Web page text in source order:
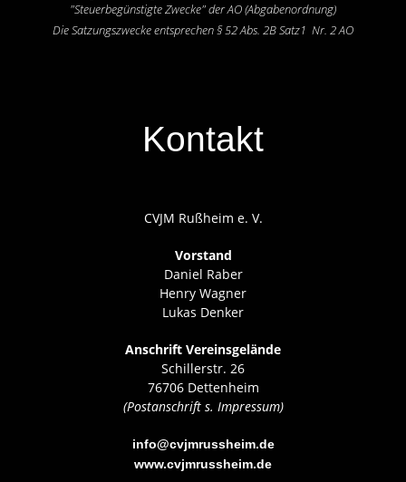
"Steuerbegünstigte Zwecke" der AO (Abgabenordnung)
Die Satzungszwecke entsprechen § 52 Abs. 2B Satz1 Nr. 2 AO
Kontakt
CVJM Rußheim e. V.
Vorstand
Daniel Raber
Henry Wagner
Lukas Denker
Anschrift Vereinsgelände
Schillerstr. 26
76706 Dettenheim
(Postanschrift s. Impressum)
info@cvjmrussheim.de
www.cvjmrussheim.de